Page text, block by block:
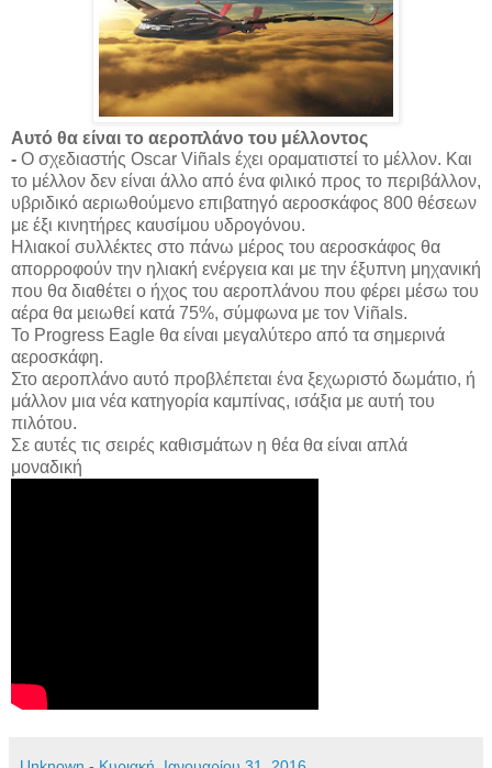
Αυτό θα είναι το αεροπλάνο του μέλλοντος
- Ο σχεδιαστής Oscar Viñals έχει οραματιστεί το μέλλον. Και
το μέλλον δεν είναι άλλο από ένα φιλικό προς το περιβάλλον,
υβριδικό αεριωθούμενο επιβατηγό αεροσκάφος 800 θέσεων
με έξι κινητήρες καυσίμου υδρογόνου.
Ηλιακοί συλλέκτες στο πάνω μέρος του αεροσκάφος θα
απορροφούν την ηλιακή ενέργεια και με την έξυπνη μηχανική
που θα διαθέτει ο ήχος του αεροπλάνου που φέρει μέσω του
αέρα θα μειωθεί κατά 75%, σύμφωνα με τον Viñals.
Το Progress Eagle θα είναι μεγαλύτερο από τα σημερινά
αεροσκάφη.
Στο αεροπλάνο αυτό προβλέπεται ένα ξεχωριστό δωμάτιο, ή
μάλλον μια νέα κατηγορία καμπίνας, ισάξια με αυτή του
πιλότου.
Σε αυτές τις σειρές καθισμάτων η θέα θα είναι απλά
μοναδική